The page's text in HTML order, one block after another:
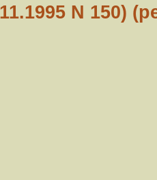
N 150)